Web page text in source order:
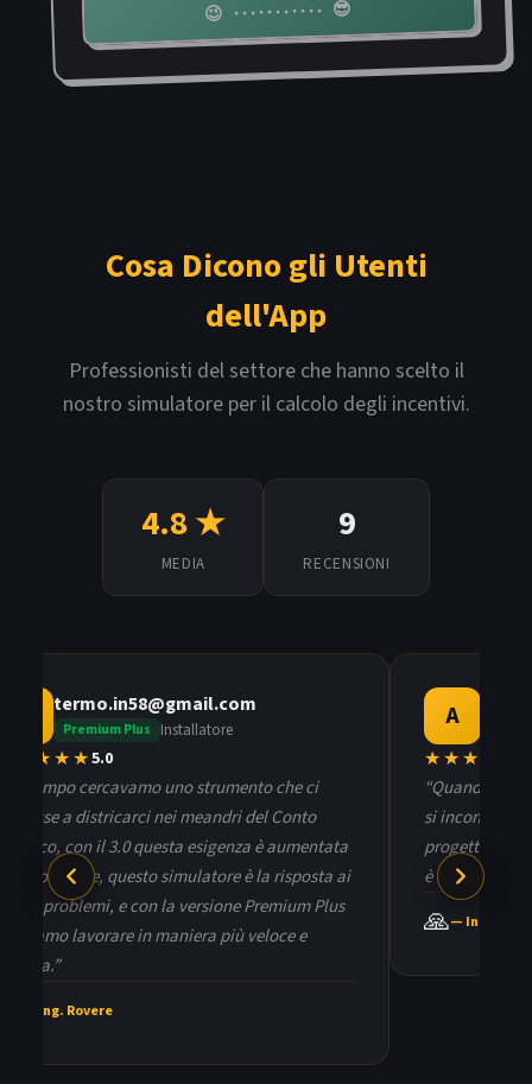
😉 ··········· 😎
Cosa Dicono gli Utenti
dell'App
Professionisti del settore che hanno scelto il
nostro simulatore per il calcolo degli incentivi.
4.8★
MEDIA
9
RECENSIONI
termo.in58@gmail.com
Premium Plus Installatore
5.0
Da tempo cercavamo uno strumento che ci
a districarci nei meandri del Conto
con il 3.0 questa esigenza è aumentata
questo simulatore è la risposta ai
problemi, e con la versione Premium Plus
lavorare in maniera più veloce e
”
— Ing. Rovere
A
★★★★★
“Quando
si incontrano
progetti,
è intuitiva e
🙏— Ing.